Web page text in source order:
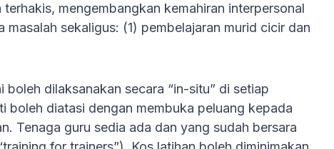
mengembangkan kemahiran interpersonal
sekaligus: (1) pembelajaran murid cicir dan
dilaksanakan secara “in-situ” di setiap
boleh diatasi dengan membuka peluang kepada
Tenaga guru sedia ada dan yang sudah bersara